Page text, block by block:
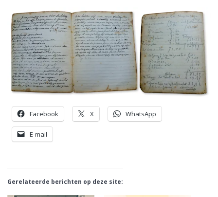
Facebook X WhatsApp
E-mail
Gerelateerde berichten op deze site: